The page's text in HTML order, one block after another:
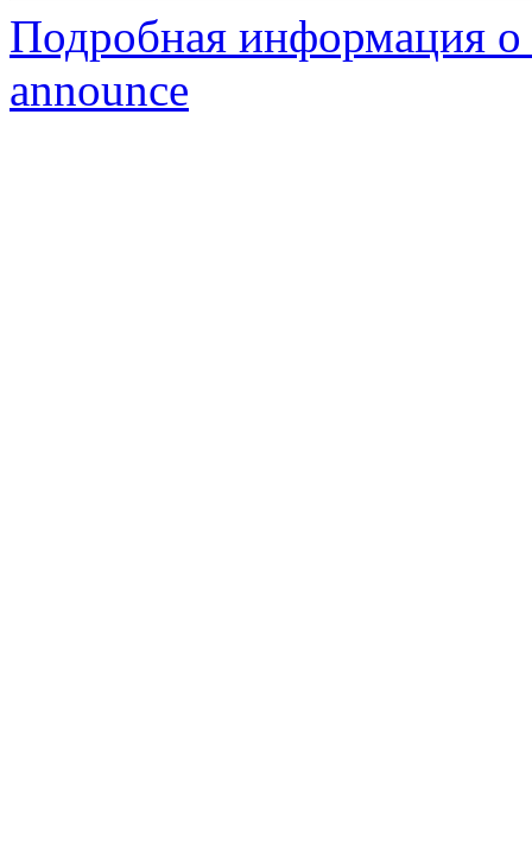
Подробная информация
announce